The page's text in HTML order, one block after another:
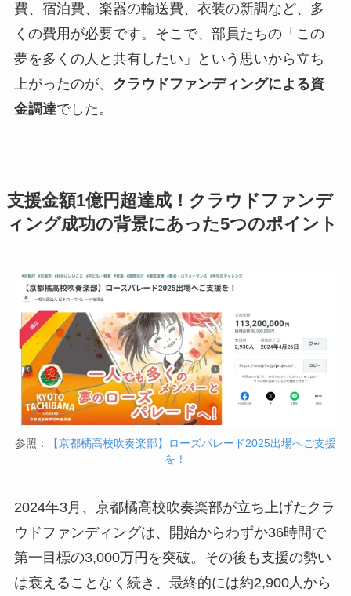
費、宿泊費、楽器の輸送費、衣装の新調など、多
くの費用が必要です。そこで、部員たちの「この
夢を多くの人と共有したい」という思いから立ち
上がったのが、 クラウドファンディングによる資
金調達でした。
支援金額1億円超達成！クラウドファンデ
ィング成功の背景にあった5つのポイント
参照：
【京都橘高校吹奏楽部】ローズパレード2025出場へご支援
を！
2024年3月、京都橘高校吹奏楽部が立ち上げたクラ
ウドファンディングは、開始からわずか36時間で
第一目標の3,000万円を突破。その後も支援の勢い
は衰えることなく続き、最終的には約2,900人から